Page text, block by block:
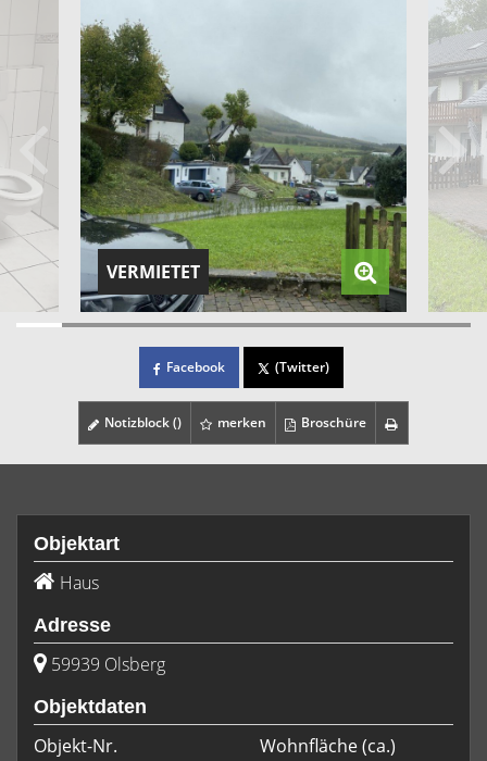
VERMIETET
Facebook (Twitter)
Notizblock () merken Broschüre
Objektart
Haus
Adresse
59939 Olsberg
Objektdaten
Objekt-Nr.
Wohnfläche(ca.)